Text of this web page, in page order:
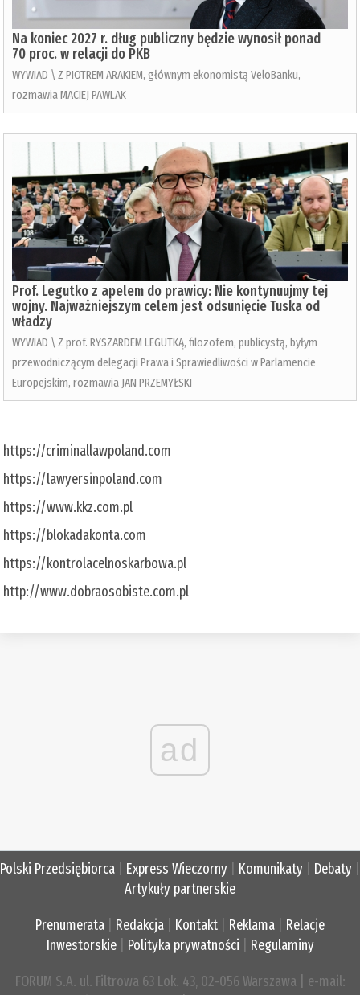
Na koniec 2027 r. dług publiczny będzie wynosił ponad
70 proc. w relacji do PKB
WYWIAD \ Z PIOTREM ARAKIEM, głównym ekonomistą VeloBanku,
rozmawia MACIEJ PAWLAK
Prof. Legutko z apelem do prawicy: Nie kontynuujmy tej
wojny. Najważniejszym celem jest odsunięcie Tuska od
władzy
WYWIAD \ Z prof. RYSZARDEM LEGUTKĄ, filozofem, publicystą, byłym
przewodniczącym delegacji Prawa i Sprawiedliwości w Parlamencie
Europejskim, rozmawia JAN PRZEMYŁSKI
https://criminallawpoland.com
https://lawyersinpoland.com
https://www.kkz.com.pl
https://blokadakonta.com
https://kontrolacelnoskarbowa.pl
http://www.dobraosobiste.com.pl
ad
Polski Przedsiębiorca Express Wieczorny Komunikaty Debaty
Artykuły partnerskie
Prenumerata Redakcja Kontakt Reklama
Relacje
Inwestorskie| Polityka prywatności Regulaminy
FORUM S.A. ul. Filtrowa 63 Lok. 43, 02-056 Warszawa | e-mail: